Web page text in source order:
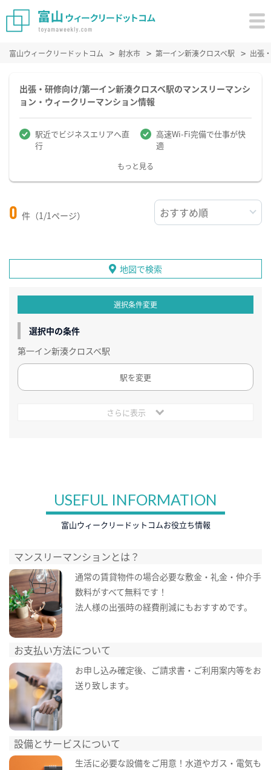
富山ウィークリードットコム 射水市 第一イン新湊クロスベ駅 出張
出張・研修向け/第一イン新湊クロスベ駅のマンスリーマンシ
ョン・ウィークリーマンション情報
駅近でビジネスエリアへ直
行
高速Wi-Fi完備で仕事が快
適
もっと見る
0 件（1/1ページ）
地図で検索
選択条件変更
選択中の条件
第一イン新湊クロスベ駅
駅を変更
さらに表示
USEFUL INFORMATION
富山ウィークリードットコムお役立ち情報
マンスリーマンションとは？
通常の賃貸物件の場合必要な敷金・礼金・仲介手
数料がすべて無料です！
法人様の出張時の経費削減にもおすすめです。
お支払い方法について
お申し込み確定後、ご請求書・ご利用案内等をお
送り致します。
設備とサービスについて
生活に必要な設備をご用意！水道やガス・電気も